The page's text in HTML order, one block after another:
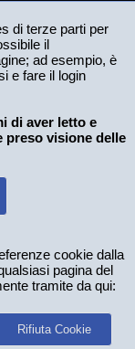
di terze parti per
il
ad esempio, è
e fare il login
di aver letto e
preso visione delle
cookie dalla
pagina del
tramite da qui:
Rifiuta Cookie